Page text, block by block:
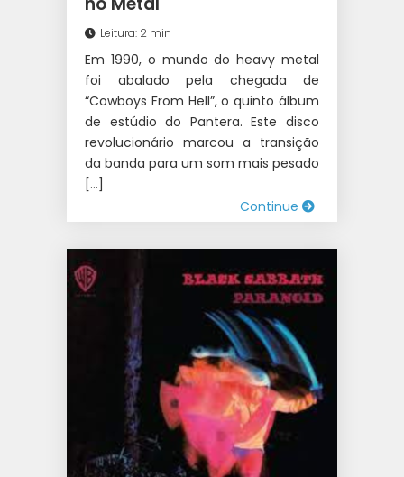
Leitura: 2 min
Em 1990, o mundo do heavy metal
foi abalado pela chegada de
“Cowboys From Hell”, o quinto álbum
de estúdio do Pantera. Este disco
revolucionário marcou a transição
da banda para um som mais pesado
[…]
Continue